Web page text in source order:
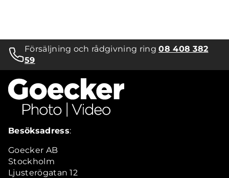
Försäljning och rådgivning ring08 408 382
59
Besöksadress:
Goecker AB
Stockholm
Ljusterögatan 12